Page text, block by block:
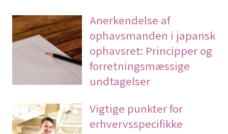
Anerkendelse af
ophavsmanden i japansk
ophavsret: Principper og
forretningsmæssige
undtagelser
Vigtige punkter for
erhvervsspecifikke